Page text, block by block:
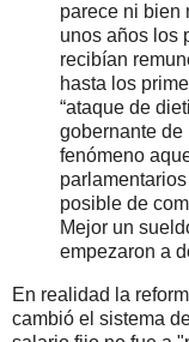
parece ni bien
unos años los
recibían
hasta los
“ataque de
gobernante de
fenómeno
posible de
Mejor un
empezaron a
En realidad la
cambió el sistema